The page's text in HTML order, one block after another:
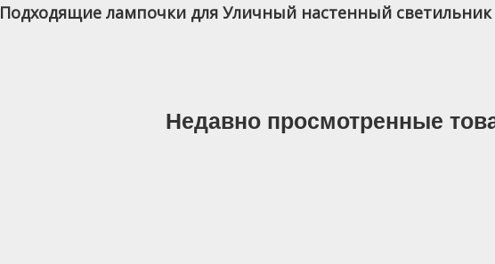
Подходящие лампочки для Уличный настенный светильник
Недавно просмотренные